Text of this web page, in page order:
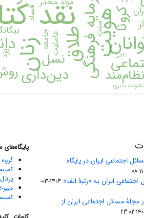
نقد
زنان هویتطلاقسرمایه فرهنگی کرونا
دین‌داری
نسل
فساد
جامعه
یزد عاملیت
سنت
دلفی
پذیری
اجتماعی ایران در پایگاه
اجتماعی ایران به «رتبۀ الف»
1404-03-
مجلۀ مسائل اجتماعی ایران از
1403-
پایگاه‌های